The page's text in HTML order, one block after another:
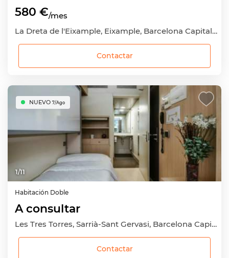
580 €/mes
La Dreta de l'Eixample, Eixample, Barcelona Capital, Barcelona
Contactar
1/11
NUEVO 7/Ago
Habitación Doble
A consultar
Les Tres Torres, Sarrià-Sant Gervasi, Barcelona Capital, Barcelona
Contactar